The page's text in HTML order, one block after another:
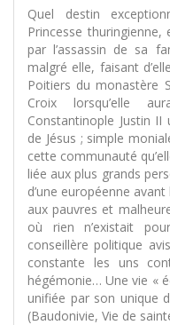
Quel destin
Princesse
par l’assassin de sa
malgré elle, faisant
Poitiers du monastère
Croix lorsqu’elle
Constantinople Justin
de Jésus ; simple
cette communauté
liée aux plus grands
d’une européenne
aux pauvres et
où rien n’existait
conseillère politique
constante les uns
hégémonie… Une vie «
unifiée par son unique
(Baudonivie, Vie de